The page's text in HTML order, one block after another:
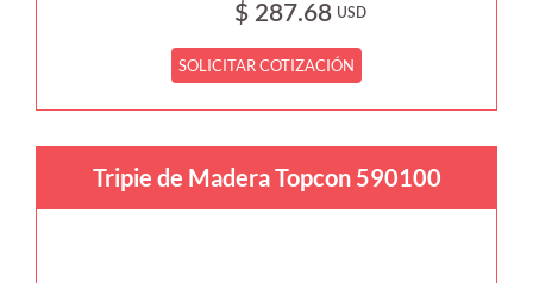
$ 287.68 USD
SOLICITAR COTIZACIÓN
Tripie de Madera Topcon 590100